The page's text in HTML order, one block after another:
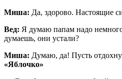
Миша: Да, здорово. Настоящие
Вед: Я думаю папам надо
думаешь, они устали?
Миша: Думаю, да! Пусть
«Яблочко»